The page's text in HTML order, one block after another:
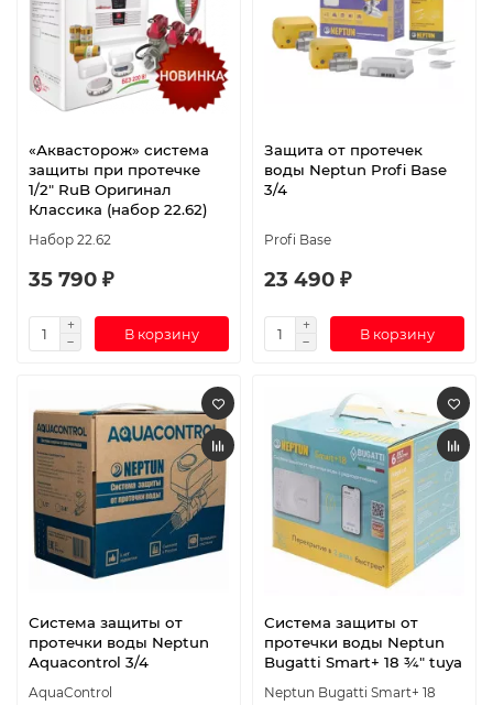
«Аквасторож» система
защиты при протечке
1/2″ RuB Оригинал
Классика (набор 22.62)
Набор 22.62
35 790 ₽
В корзину
Защита от протечек
воды Neptun Profi Base
3/4
Profi Base
23 490 ₽
В корзину
Система защиты от
протечки воды Neptun
Aquacontrol 3/4
AquaControl
Система защиты от
протечки воды Neptun
Bugatti Smart+ 18 ¾" tuya
Neptun Bugatti Smart+ 18